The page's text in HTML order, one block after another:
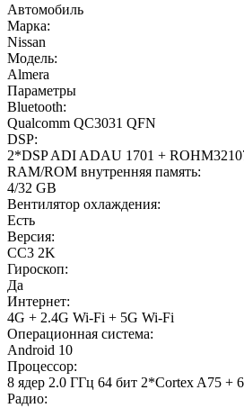
Автомобиль
Марка:
Nissan
Модель:
Almera
Параметры
Bluetooth:
Qualcomm QC3031 QFN
DSP:
2*DSP ADI ADAU 1701 +
RAM/ROM внутренняя память:
4/32 GB
Вентилятор охлаждения:
Есть
Версия:
CC3 2K
Гироскоп:
Да
Интернет:
4G + 2.4G Wi-Fi + 5G Wi-Fi
Операционная система:
Android 10
Процессор:
8 ядер 2.0 ГГц 64 бит 2*Cortex A75 +
Радио: